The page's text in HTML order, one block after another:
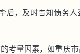
后，及时告知债务
量因素，如重庆市